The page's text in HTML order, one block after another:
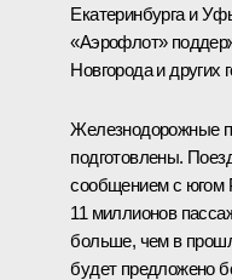
Екатеринбурга и
«Аэрофлот»
Новгорода и других
Железнодорожные
подготовлены.
сообщением с югом
11 миллионов
больше, чем в
будет предложено